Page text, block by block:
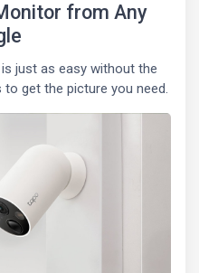
from Any
just as easy without the
get the picture you need.